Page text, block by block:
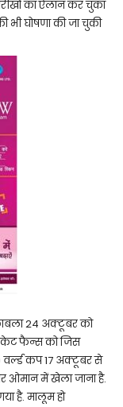
का ऐलान कर चुका
भी घोषणा की जा चुकी
24 अक्टूबर को
फैन्स को जिस
वर्ल्ड कप 17 अक्टूबर से
ओमान में खेला जाना है.
है. मालूम हो